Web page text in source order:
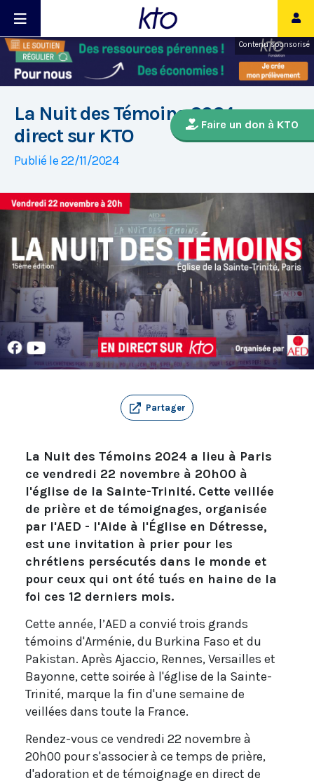
Contenu sponsorisé
Faire un don à KTO
La Nuit des Témoins 2024, en
direct sur KTO
Publié le 22/11/2024
Partager
La Nuit des Témoins 2024 a lieu à Paris
ce vendredi 22 novembre à 20h00 à
l'église de la Sainte-Trinité. Cette veillée
de prière et de témoignages, organisée
par l'AED - l'Aide à l'Église en Détresse,
est une invitation à prier pour les
chrétiens persécutés dans le monde et
pour ceux qui ont été tués en haine de la
foi ces 12 derniers mois.
Cette année, l’AED a convié trois grands
témoins d'Arménie, du Burkina Faso et du
Pakistan. Après Ajaccio, Rennes, Versailles et
Bayonne, cette soirée à l'église de la Sainte-
Trinité, marque la fin d'une semaine de
veillées dans toute la France.
Rendez-vous ce vendredi 22 novembre à
20h00 pour s'associer à ce temps de prière,
d'adoration et de témoignage en direct de